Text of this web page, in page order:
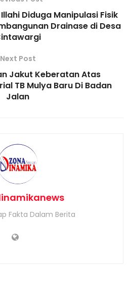
Diduga Manipulasi Fisik
Drainase di Desa
Next Post
Jakut Keberatan Atas
TB Mulya Baru Di Badan
Jalan
Fakta Dalam Berita